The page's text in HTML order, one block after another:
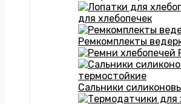
для хлебопечек
Ремкомплекты
Сальники